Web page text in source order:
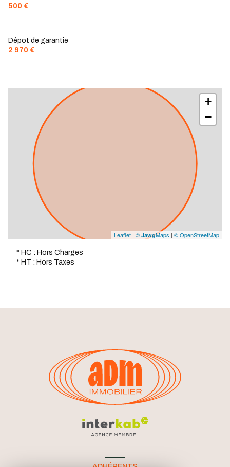
500 €
Dépot de garantie
2 970 €
+
−
Leaflet | © JawgMaps | © OpenStreetMap
* HC : Hors Charges
* HT : Hors Taxes